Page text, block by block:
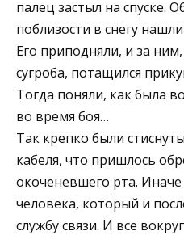
палец застыл на спуске.
поблизости в снегу
Его приподняли, и за
сугроба, потащился
Тогда поняли, как была
во время боя…
Так крепко были
кабеля, что пришлось
окоченевшего рта.
человека, который и
службу связи. И все